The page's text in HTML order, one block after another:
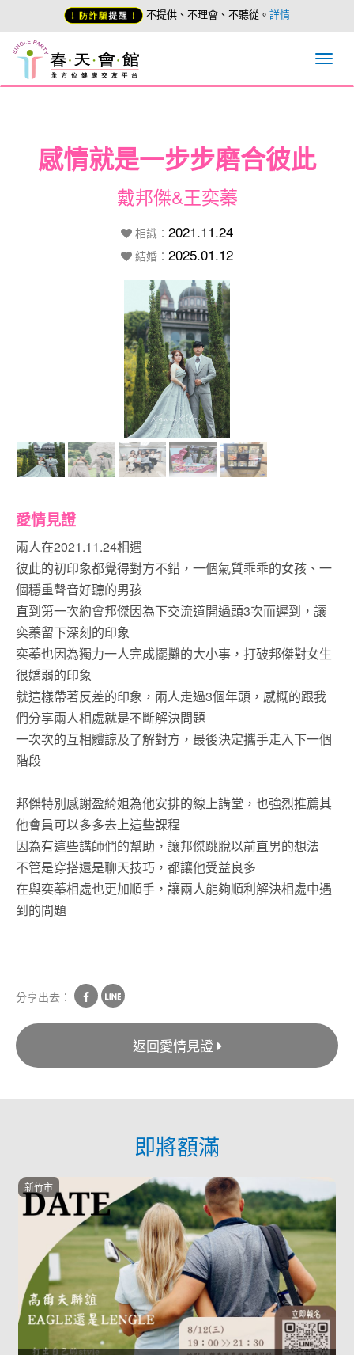
不提供、不理會、不聽從。 詳情
感情就是一步步磨合彼此
戴邦傑&王奕蓁
相識： 2021.11.24
結婚： 2025.01.12
愛情見證
兩人在2021.11.24相遇
彼此的初印象都覺得對方不錯，一個氣質乖乖的女孩、一
個穩重聲音好聽的男孩
直到第一次約會邦傑因為下交流道開過頭3次而遲到，讓
奕蓁留下深刻的印象
奕蓁也因為獨力一人完成擺攤的大小事，打破邦傑對女生
很嬌弱的印象
就這樣帶著反差的印象，兩人走過3個年頭，感概的跟我
們分享兩人相處就是不斷解決問題
一次次的互相體諒及了解對方，最後決定攜手走入下一個
階段
邦傑特別感謝盈綺姐為他安排的線上講堂，也強烈推薦其
他會員可以多多去上這些課程
因為有這些講師們的幫助，讓邦傑跳脫以前直男的想法
不管是穿搭還是聊天技巧，都讓他受益良多
在與奕蓁相處也更加順手，讓兩人能夠順利解決相處中遇
到的問題
分享出去：
返回愛情見證
即將額滿
新竹市